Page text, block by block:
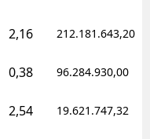
2,16 212.181.643,20
0,38 96.284.930,00
2,54 19.621.747,32